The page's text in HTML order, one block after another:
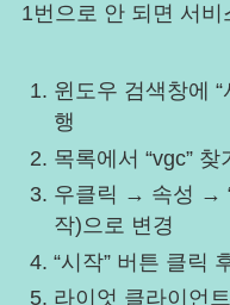
1번으로 안 되면 서
윈도우 검색창에
행
목록에서 “vgc” 찾
우클릭 → 속성 → “
작)으로 변경
“시작” 버튼 클릭
라이엇 클라이언